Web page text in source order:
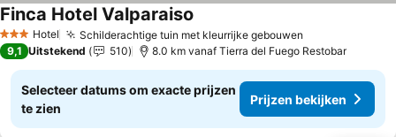
3 SterrenHotel Schilderachtige tuin met kleurrijke gebouwen
Finca Hotel Valparaiso
9,1 Uitstekend 510 8.0 km vanaf Tierra del Fuego Restobar
Selecteer datums om exacte prijzen
te zien
Prijzen bekijken